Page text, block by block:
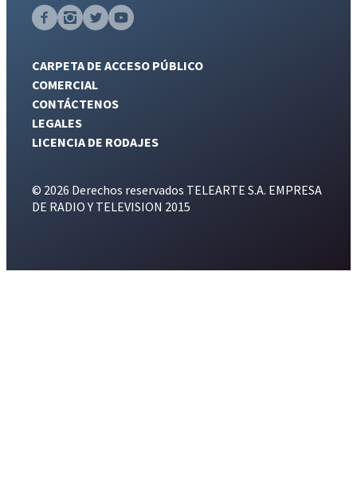
CARPETA DE ACCESO PÚBLICO
COMERCIAL
CONTÁCTENOS
LEGALES
LICENCIA DE RODAJES
© 2026 Derechos reservados TELEARTE S.A. EMPRESA
DE RADIO Y TELEVISION 2015